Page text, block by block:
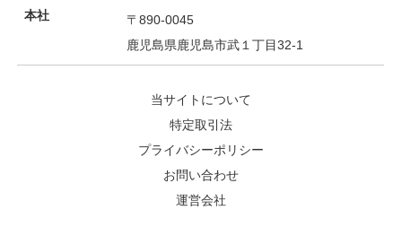
本社
〒890-0045
鹿児島県鹿児島市武１丁目32-1
当サイトについて
特定取引法
プライバシーポリシー
お問い合わせ
運営会社